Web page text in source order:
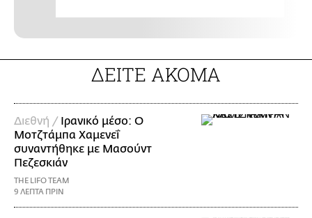
ΔΕΙΤΕ ΑΚΟΜΑ
Διεθνή / Ιρανικό μέσο: Ο
Μοτζτάμπα Χαμενεΐ
συναντήθηκε με Μασούντ
Πεζεσκιάν
THE LIFO TEAM
9 ΛΕΠΤΑ ΠΡΙΝ